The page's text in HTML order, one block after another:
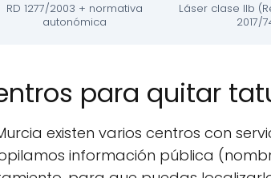
RD 1277/2003 + normativa
autonómica
Láser clase IIb
2017/
para quitar
existen varios centros con
información pública